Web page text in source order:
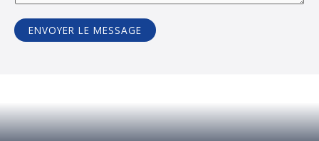
ENVOYER LE MESSAGE